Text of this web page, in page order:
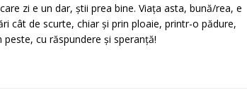
zi e un dar, știi prea bine. Viața asta, bună/rea, e
cât de scurte, chiar și prin ploaie, printr-o pădure,
cu răspundere și speranță!